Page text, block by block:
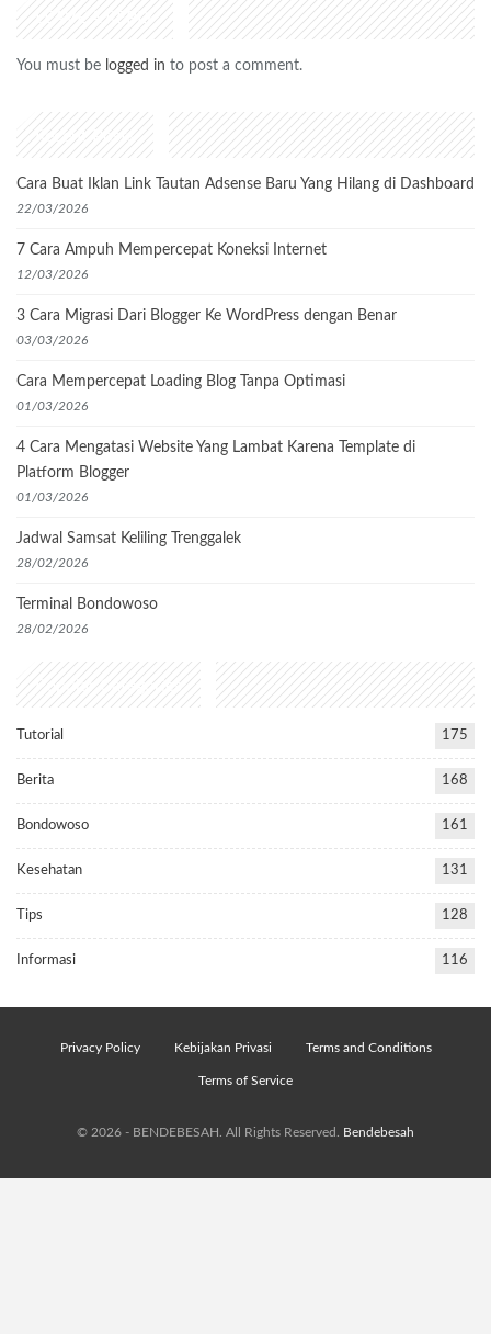
LEAVE A REPLY
You must be logged in to post a comment.
Recent Posts
Cara Buat Iklan Link Tautan Adsense Baru Yang Hilang di Dashboard
22/03/2026
7 Cara Ampuh Mempercepat Koneksi Internet
12/03/2026
3 Cara Migrasi Dari Blogger Ke WordPress dengan Benar
03/03/2026
Cara Mempercepat Loading Blog Tanpa Optimasi
01/03/2026
4 Cara Mengatasi Website Yang Lambat Karena Template di
Platform Blogger
01/03/2026
Jadwal Samsat Keliling Trenggalek
28/02/2026
Terminal Bondowoso
28/02/2026
Popular Categories
Tutorial 175
Berita 168
Bondowoso 161
Kesehatan 131
Tips 128
Informasi 116
Privacy Policy Kebijakan Privasi Terms and Conditions
Terms of Service
© 2026 - BENDEBESAH. All Rights Reserved. Bendebesah